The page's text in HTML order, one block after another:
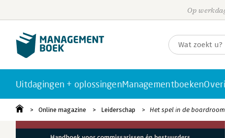
Op
Uitdagingen + oplossingenManagementboeken
Online magazine Leiderschap Het spel in de